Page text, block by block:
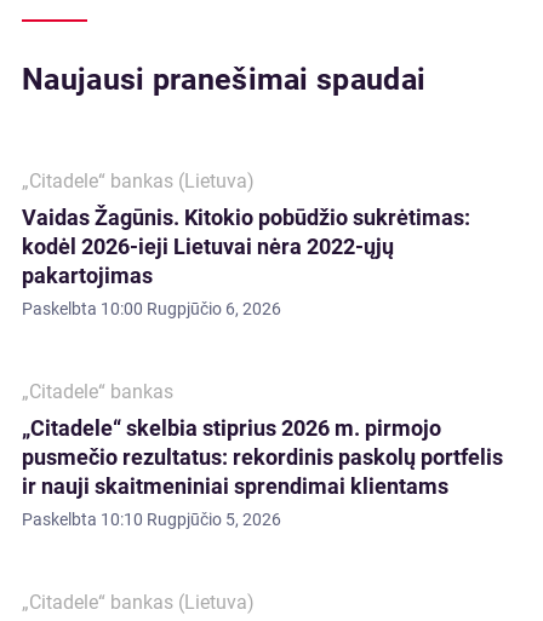
Naujausi pranešimai spaudai
„Citadele“ bankas (Lietuva)
Vaidas Žagūnis. Kitokio pobūdžio sukrėtimas:
kodėl 2026-ieji Lietuvai nėra 2022-ųjų
pakartojimas
Paskelbta 10:00 Rugpjūčio 6, 2026
„Citadele“ bankas
„Citadele“ skelbia stiprius 2026 m. pirmojo
pusmečio rezultatus: rekordinis paskolų portfelis
ir nauji skaitmeniniai sprendimai klientams
Paskelbta 10:10 Rugpjūčio 5, 2026
„Citadele“ bankas (Lietuva)